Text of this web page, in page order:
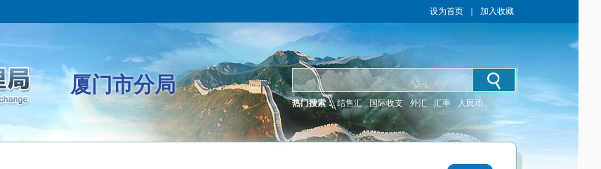
设为首页 加入收藏
厦门市分局
热门搜索： 结售汇 国际收支 外汇 汇率 人民币